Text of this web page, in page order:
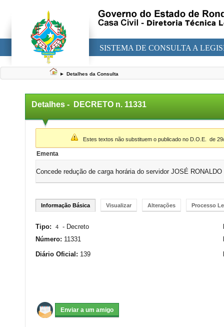
SISTEMA DE CONSULTA A
► Detalhes da Consulta
Detalhes - DECRETO n. 11331
▼
Estes textos não substituem o publicado no D.O.E. de
Ementa
Concede redução de carga horária do servidor JOSÉ
Informação Básica Visualizar Alterações Processo
Tipo: 4 - Decreto
Número: 11331
Diário Oficial: 139